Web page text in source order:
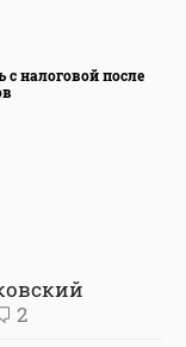
с налоговой после
2